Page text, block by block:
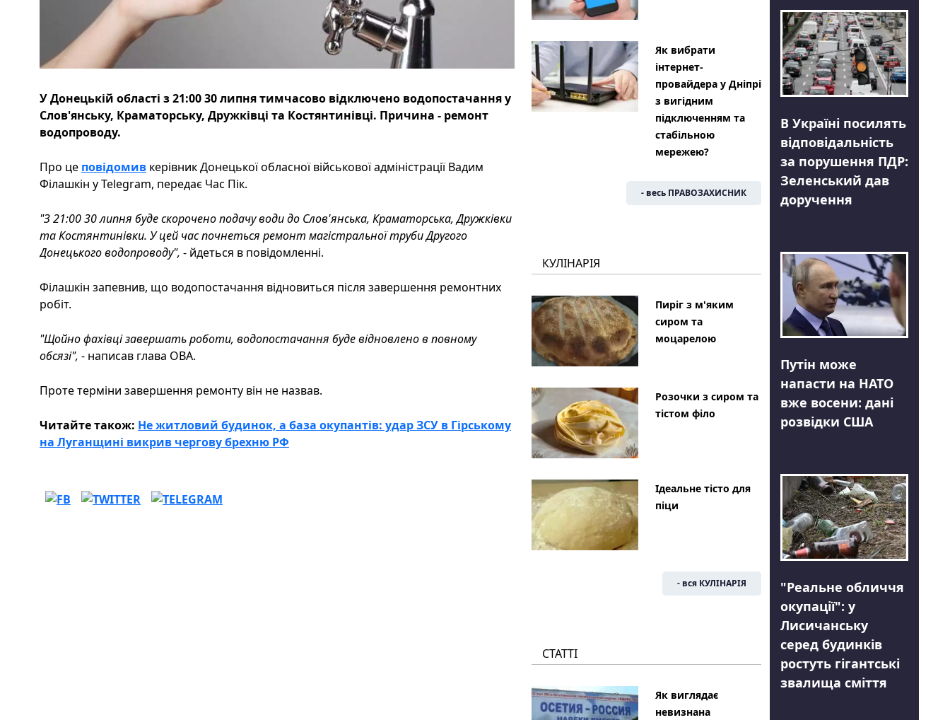
У Донецькій області з 21:00 30 липня тимчасово відключено водопостачання у
Слов'янську, Краматорську, Дружківці та Костянтинівці. Причина - ремонт
водопроводу.
Про це повідомив керівник Донецької обласної військової адміністрації Вадим
Філашкін у Telegram, передає Час Пік.
"З 21:00 30 липня буде скорочено подачу води до Слов'янська, Краматорська, Дружківки
та Костянтинівки. У цей час почнеться ремонт магістральної труби Другого
Донецького водопроводу", - йдеться в повідомленні.
Філашкін запевнив, що водопостачання відновиться після завершення ремонтних
робіт.
"Щойно фахівці завершать роботи, водопостачання буде відновлено в повному
обсязі", - написав глава ОВА.
Проте терміни завершення ремонту він не назвав.
Читайте також: Не житловий будинок, а база окупантів: удар ЗСУ в Гірському
на Луганщині викрив чергову брехню РФ
Як вибрати
інтернет-
провайдера у Дніпрі
з вигідним
підключенням та
стабільною
мережею?
- весь ПРАВОЗАХИСНИК
КУЛІНАРІЯ
Пиріг з м'яким
сиром та
моцарелою
Розочки з сиром та
тістом філо
Ідеальне тісто для
піци
- вся КУЛІНАРІЯ
СТАТТІ
Як виглядає
невизнана
В Україні посилять
відповідальність
за порушення ПДР:
Зеленський дав
доручення
Путін може
напасти на НАТО
вже восени: дані
розвідки США
"Реальне обличчя
окупації": у
Лисичанську
серед будинків
ростуть гігантські
звалища сміття